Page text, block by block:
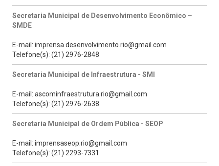
Secretaria Municipal de Desenvolvimento Econômico –
SMDE
E-mail: imprensa.desenvolvimento.rio@gmail.com
Telefone(s): (21) 2976-2848
Secretaria Municipal de Infraestrutura - SMI
E-mail: ascominfraestrutura.rio@gmail.com
Telefone(s): (21) 2976-2638
Secretaria Municipal de Ordem Pública - SEOP
E-mail: imprensaseop.rio@gmail.com
Telefone(s): (21) 2293-7331